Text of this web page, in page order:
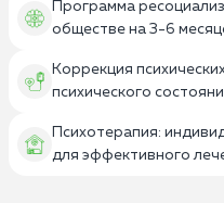
Программа
обществе на 3-6
Коррекция
психического
Психотерапия:
для эффективного